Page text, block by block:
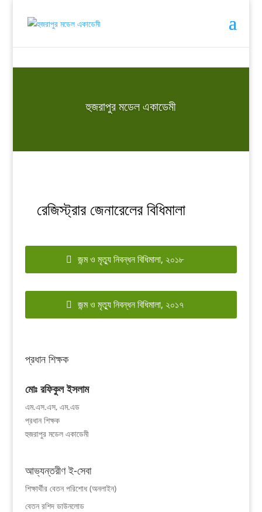
হুজরাপুর মডেল একাডেমী
রেজিস্ট্রার জেনারেলের বিধিমালা
জন্ম ও মৃত্যু নিবন্ধন বিধিমালা, ২০১৮
জন্ম ও মৃত্যু নিবন্ধন বিধিমালা, ২০১৭
প্রধান শিক্ষক
মোঃ রফিকুল ইসলাম
এম.এস.এস, এম.এড
প্রধান শিক্ষক
হুজরাপুর মডেল একাডেমী
আভ্যন্তরীণ ই-সেবা
শিক্ষার্থীর বেতন পরিশোধ (অনলাইন)
বেতন রশিদ ডাউনলোড